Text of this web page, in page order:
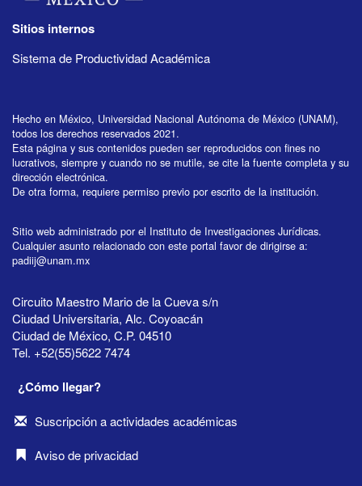
Sitios internos
Sistema de Productividad Académica
Hecho en México, Universidad Nacional Autónoma de México (UNAM),
todos los derechos reservados 2021.
Esta página y sus contenidos pueden ser reproducidos con fines no
lucrativos, siempre y cuando no se mutile, se cite la fuente completa y su
dirección electrónica.
De otra forma, requiere permiso previo por escrito de la institución.
Sitio web administrado por el Instituto de Investigaciones Jurídicas.
Cualquier asunto relacionado con este portal favor de dirigirse a:
padiij@unam.mx
Circuito Maestro Mario de la Cueva s/n
Ciudad Universitaria, Alc. Coyoacán
Ciudad de México, C.P. 04510
Tel. +52(55)5622 7474
¿Cómo llegar?
Suscripción a actividades académicas
Aviso de privacidad